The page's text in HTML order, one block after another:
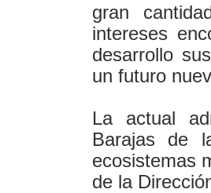
gran
intereses
desarrollo
un futuro
La actual
Barajas de
ecosistemas
de la